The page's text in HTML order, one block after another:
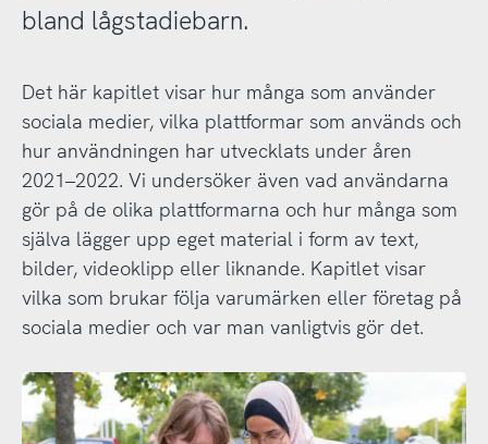
bland lågstadiebarn.
Det här kapitlet visar hur många som använder
sociala medier, vilka plattformar som används och
hur användningen har utvecklats under åren
2021–2022. Vi undersöker även vad användarna
gör på de olika plattformarna och hur många som
själva lägger upp eget material i form av text,
bilder, videoklipp eller liknande. Kapitlet visar
vilka som brukar följa varumärken eller företag på
sociala medier och var man vanligtvis gör det.